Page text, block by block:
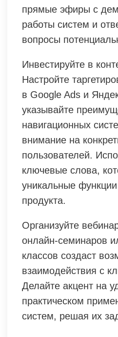
прямые эфиры с
работы систем и
вопросы
Инвестируйте в
Настройте
в Google Ads и
указывайте
навигационных
внимание на
пользователей.
ключевые слова,
уникальные
продукта.
Организуйте
онлайн-семинаров
классов создаст
взаимодействия с
Делайте акцент на
практическом
систем, решая их